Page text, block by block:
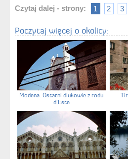
Czytaj dalej - strony: 1 2 3
Poczytaj więcej o okolicy:
Modena. Ostatni diukowie z rodu
d'Este